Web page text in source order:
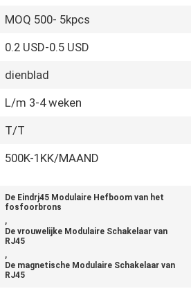
MOQ 500- 5kpcs
0.2 USD-0.5 USD
dienblad
L/m 3-4 weken
T/T
500K-1KK/MAAND
De Eindrj45 Modulaire Hefboom van het
fosfoorbrons
,
De vrouwelijke Modulaire Schakelaar van
RJ45
,
De magnetische Modulaire Schakelaar van
RJ45